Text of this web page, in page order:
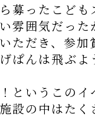
募ったこど
雰囲気だった
ただき、参
ぱんは飛ぶ
というこの
設の中はた